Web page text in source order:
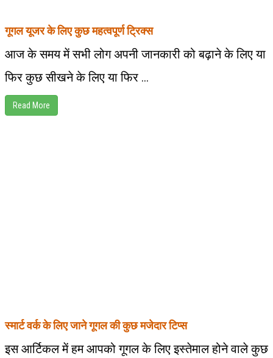
गूगल यूजर के लिए कुछ महत्वपूर्ण ट्रिक्स
आज के समय में सभी लोग अपनी जानकारी को बढ़ाने के लिए या
फिर कुछ सीखने के लिए या फिर ...
Read More
स्मार्ट वर्क के लिए जाने गूगल की कुछ मजेदार टिप्स
इस आर्टिकल में हम आपको गूगल के लिए इस्तेमाल होने वाले कुछ